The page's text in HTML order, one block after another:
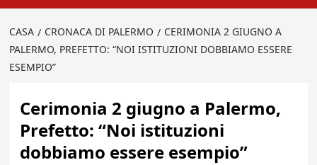
CASA CRONACA DI PALERMO
CERIMONIA 2 GIUGNO A
PALERMO, PREFETTO: “NOI ISTITUZIONI DOBBIAMO ESSERE
ESEMPIO”
Cerimonia 2 giugno a Palermo,
Prefetto: “Noi istituzioni
dobbiamo essere esempio”